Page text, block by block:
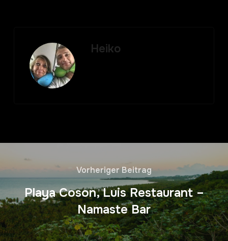
Heiko
Vorheriger Beitrag
Playa Coson, Luis Restaurant –
Namaste Bar